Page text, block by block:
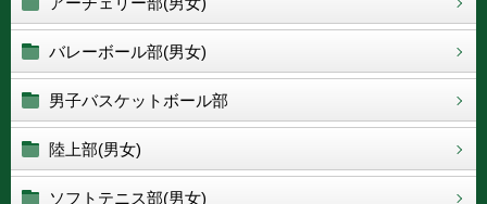
バレーボール部(男女)
男子バスケットボール部
陸上部(男女)
ソフトテニス部(男女)